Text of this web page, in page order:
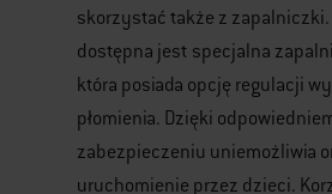
skorzystać także z zapalniczki.
dostępna jest specjalna
która posiada opcję regulacji
płomienia. Dzięki
zabezpieczeniu uniemożliwia
uruchomienie przez dzieci.